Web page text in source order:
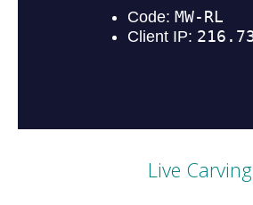
Live Carving